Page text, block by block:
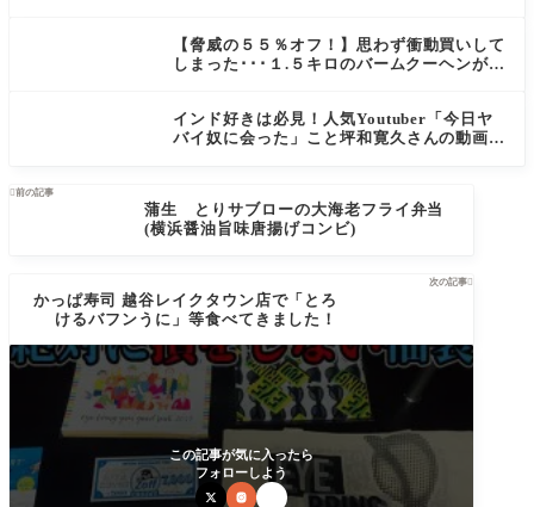
【脅威の５５％オフ！】思わず衝動買いして
しまった･･･１.５キロのバームクーヘンが期
インド好きは必見！人気Youtuber「今日ヤ
バイ奴に会った」こと坪和寛久さんの動画が
 前の記事
蒲生 とりサブローの大海老フライ弁当
(横浜醤油旨味唐揚げコンビ)
次の記事
かっぱ寿司 越谷レイクタウン店で「とろ
けるバフンうに」等食べてきました！
この記事が気に入ったら
フォローしよう